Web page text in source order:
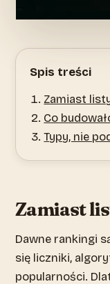
Spis treści
Zamiast
Co
Typy, nie
Zamiast
Dawne rankingi
się liczniki,
popularności.